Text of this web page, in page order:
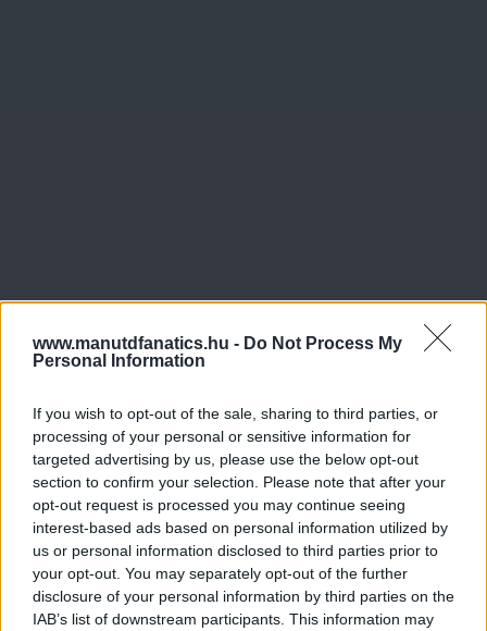
www.manutdfanatics.hu - Do Not Process My
Personal Information
If you wish to opt-out of the sale, sharing to third parties, or
processing of your personal or sensitive information for
targeted advertising by us, please use the below opt-out
section to confirm your selection. Please note that after your
opt-out request is processed you may continue seeing
interest-based ads based on personal information utilized by
us or personal information disclosed to third parties prior to
your opt-out. You may separately opt-out of the further
disclosure of your personal information by third parties on the
IAB’s list of downstream participants. This information may
Meccs Center
Paris Saint-Germainvs
Manchester United